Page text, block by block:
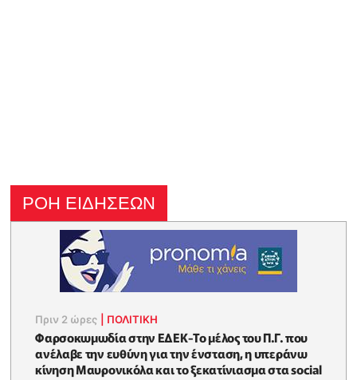
ΡΟΗ ΕΙΔΗΣΕΩΝ
Πριν 2 ώρες ΠΟΛΙΤΙΚΗ
Φαρσοκωμωδία στην ΕΔΕΚ-Το μέλος του Π.Γ. που
ανέλαβε την ευθύνη για την ένσταση, η υπεράνω
κίνηση Μαυρονικόλα και το ξεκατίνιασμα στα social